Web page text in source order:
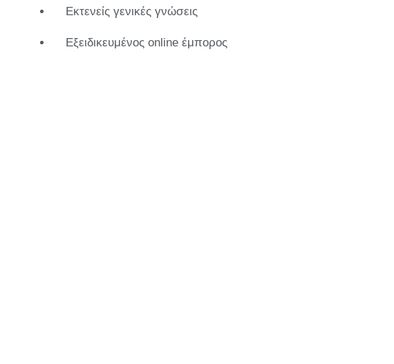
Εκτενείς γενικές γνώσεις
Εξειδικευμένος online έμπορος